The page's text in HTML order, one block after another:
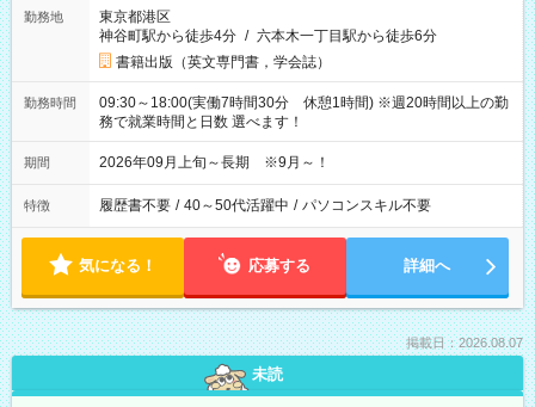
勤務地
東京都港区
神谷町駅から徒歩4分 / 六本木一丁目駅から徒歩6分
書籍出版（英文専門書，学会誌）
勤務時間
09:30～18:00(実働7時間30分 休憩1時間) ※週20時間以上の勤
務で就業時間と日数 選べます！
期間 2026年09月上旬～長期 ※9月～！
特徴 履歴書不要 / 40～50代活躍中 / パソコンスキル不要
気になる！ 応募する 詳細へ
掲載日：2026.08.07
未読